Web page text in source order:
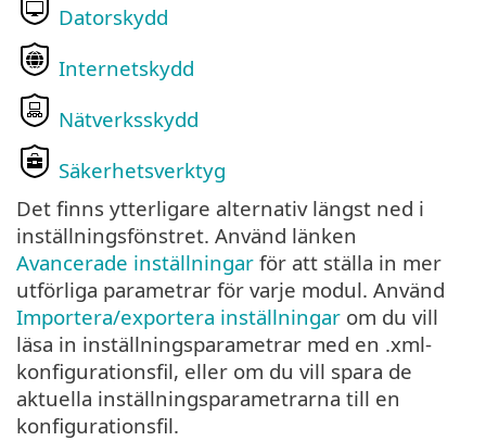
Datorskydd
Internetskydd
Nätverksskydd
Säkerhetsverktyg
Det finns ytterligare alternativ längst ned i
inställningsfönstret. Använd länken
Avancerade inställningar för att ställa in mer
utförliga parametrar för varje modul. Använd
Importera/exportera inställningar om du vill
läsa in inställningsparametrar med en .xml-
konfigurationsfil, eller om du vill spara de
aktuella inställningsparametrarna till en
konfigurationsfil.